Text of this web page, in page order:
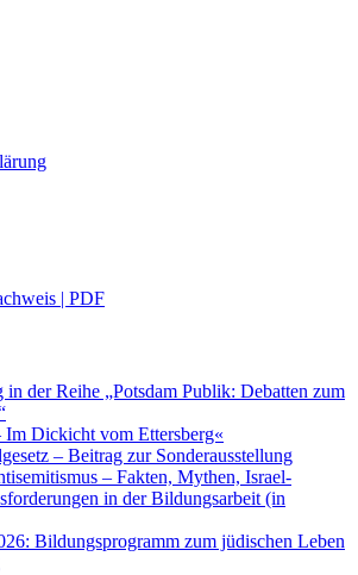
| PDF
in der Reihe „Potsdam Publik: Debatten zum
Im Dickicht vom Ettersberg«
– Beitrag zur Sonderausstellung
– Fakten, Mythen, Israel-
in der Bildungsarbeit (in
Bildungsprogramm zum jüdischen Leben